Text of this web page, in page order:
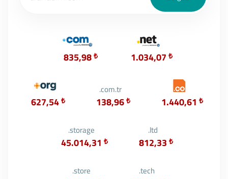
₺
835,98 ₺
1.034,07
₺
627,54
.com.tr
₺
138,96 ₺
1.440,61
.storage
₺
45.014,31
.ltd
₺
812,33
.store .tech